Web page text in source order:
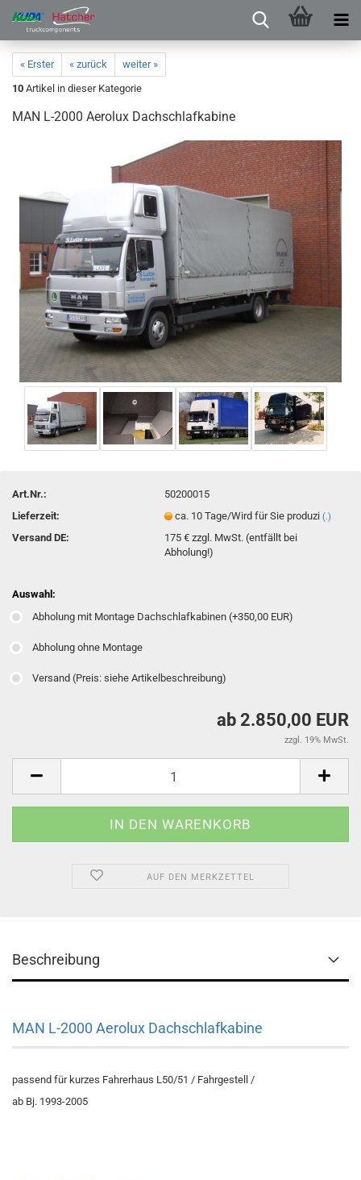
« Erster « zurück
weiter »
10 Artikel in dieser Kategorie
MAN L-2000 Aerolux Dachschlafkabine
Art.Nr.:
50200015
Lieferzeit:
ca. 10 Tage/Wird für Sie produzi(.)
Versand DE:
175 € zzgl. MwSt. (entfällt bei
Abholung!)
Auswahl:
Abholung mit Montage Dachschlafkabinen (+350,00 EUR)
Abholung ohne Montage
Versand (Preis: siehe Artikelbeschreibung)
ab 2.850,00 EUR
zzgl. 19% MwSt.
AUF DEN MERKZETTEL
Beschreibung
MAN L-2000 Aerolux Dachschlafkabine
passend für kurzes Fahrerhaus L50/51 / Fahrgestell /
ab Bj. 1993-2005